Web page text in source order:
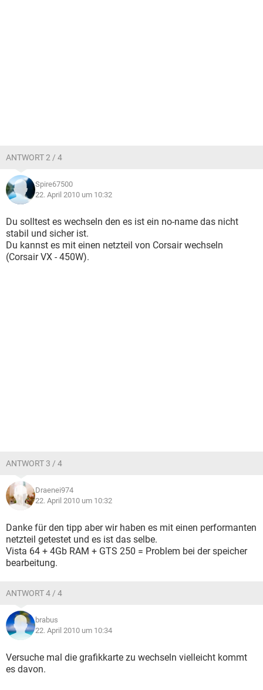
ANTWORT 2 / 4
Spire67500
22. April 2010 um 10:32
Du solltest es wechseln den es ist ein no-name das nicht
stabil und sicher ist.
Du kannst es mit einen netzteil von Corsair wechseln
(Corsair VX - 450W).
ANTWORT 3 / 4
Draenei974
22. April 2010 um 10:32
Danke für den tipp aber wir haben es mit einen performanten
netzteil getestet und es ist das selbe.
Vista 64 + 4Gb RAM + GTS 250 = Problem bei der speicher
bearbeitung.
ANTWORT 4 / 4
brabus
22. April 2010 um 10:34
Versuche mal die grafikkarte zu wechseln vielleicht kommt
es davon.